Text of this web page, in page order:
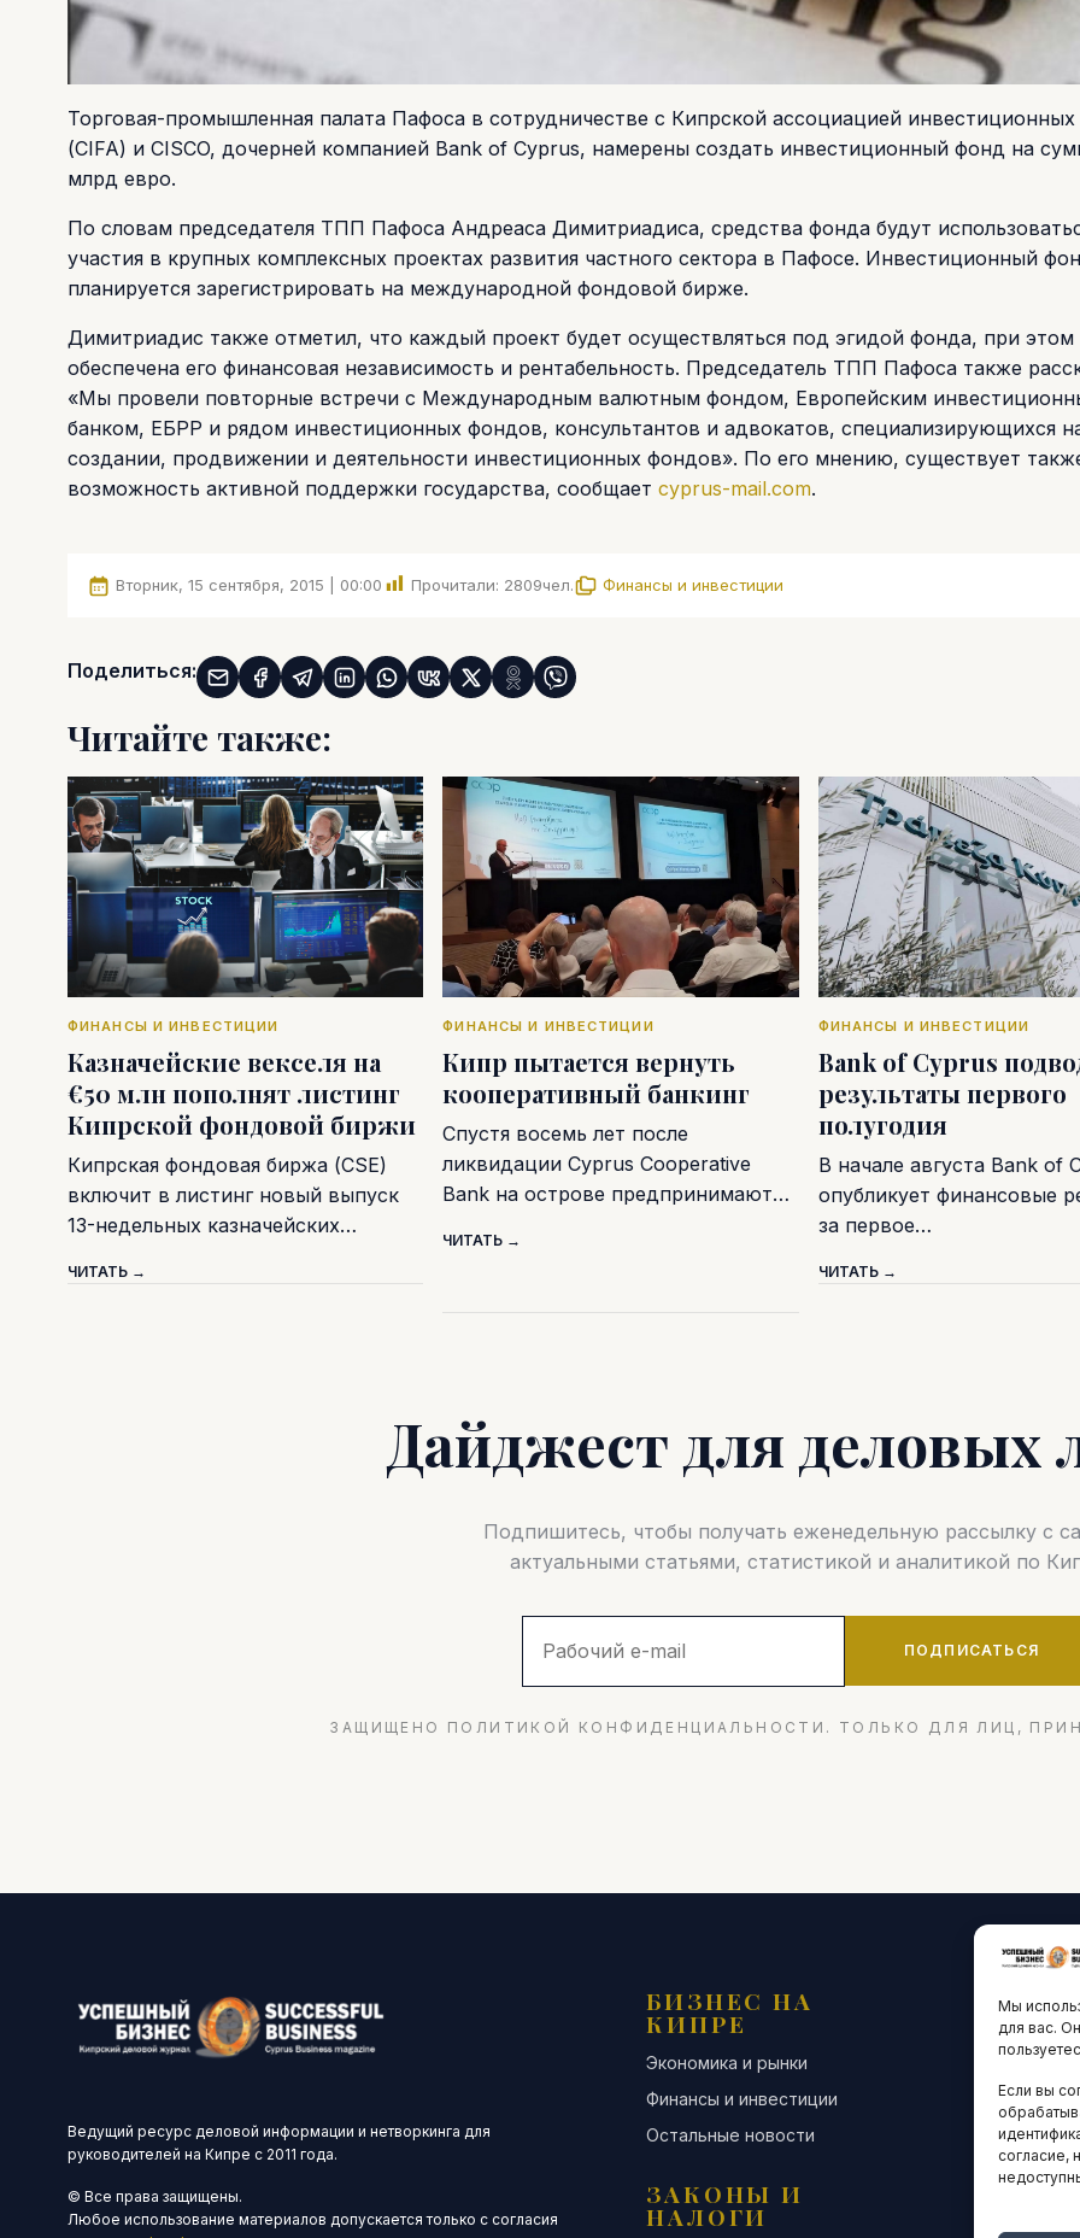
Мы
для вас.
Если вы
согласие,
Торговая-промышленная палата Пафоса в сотрудничестве с Кипрской ассоциацией
(CIFA) и CISCO, дочерней компанией Bank of Cyprus, намерены создать инвестиционный фонд на
млрд евро.
По словам председателя ТПП Пафоса Андреаса Димитриадиса, средства фонда будут
участия в крупных комплексных проектах развития частного сектора в Пафосе. Инвестиционный
планируется зарегистрировать на международной фондовой бирже.
Димитриадис также отметил, что каждый проект будет осуществляться под эгидой фонда, при этом
обеспечена его финансовая независимость и рентабельность. Председатель ТПП Пафоса также
«Мы провели повторные встречи с Международным валютным фондом, Европейским
банком, ЕБРР и рядом инвестиционных фондов, консультантов и адвокатов, специализирующихся
создании, продвижении и деятельности инвестиционных фондов». По его мнению, существует
возможность активной поддержки государства, сообщает cyprus-mail.com.
Вторник, 15 сентября, 2015 | 00:00 Прочитали: 2809чел. Финансы и инвестиции
Поделиться:
Читайте также:
ФИНАНСЫ И ИНВЕСТИЦИИ
Казначейские векселя на
€50 млн пополнят листинг
Кипрской фондовой биржи
Кипрская фондовая биржа (CSE)
включит в листинг новый выпуск
13-недельных казначейских…
ЧИТАТЬ →
ФИНАНСЫ И ИНВЕСТИЦИИ
Кипр пытается вернуть
кооперативный банкинг
Спустя восемь лет после
ликвидации Cyprus Cooperative
Bank на острове предпринимают…
ЧИТАТЬ →
ФИНАНСЫ И ИНВЕСТИЦИИ
Bank of Cyprus
результаты первого
полугодия
В начале августа Bank of
опубликует финансовые
за первое…
ЧИТАТЬ →
Дайджест для деловых
Подпишитесь, чтобы получать еженедельную рассылку с
актуальными статьями, статистикой и аналитикой по
ПОДПИСАТЬСЯ
ЗАЩИЩЕНО ПОЛИТИКОЙ КОНФИДЕНЦИАЛЬНОСТИ. ТОЛЬКО ДЛЯ ЛИЦ,
Ведущий ресурс деловой информации и нетворкинга для
руководителей на Кипре с 2011 года.
© Все права защищены.
Любое использование материалов допускается только с согласия
БИЗНЕС НА
КИПРЕ
Экономика и рынки
Финансы и инвестиции
Остальные новости
ЗАКОНЫ И
НАЛОГИ
Стартапы
Цифровая
Остальные